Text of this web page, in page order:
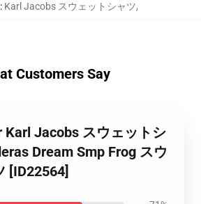
: Karl Jacobs スウェットシャツ,
Customers Say
Karl Jacobs スウェットシ
Dream Smp Frog スウ
[ID22564]